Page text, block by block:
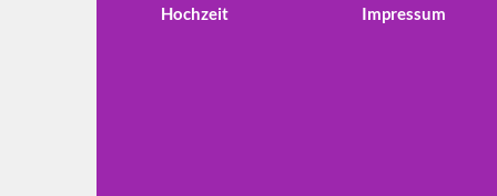
Hochzeit Impressum